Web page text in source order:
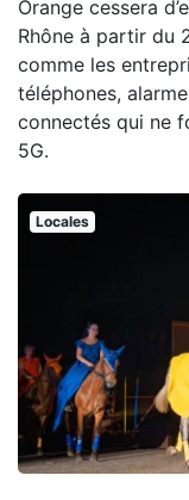
Orange cessera
Rhône à partir du
comme les
téléphones,
connectés qui ne
5G.
Locales